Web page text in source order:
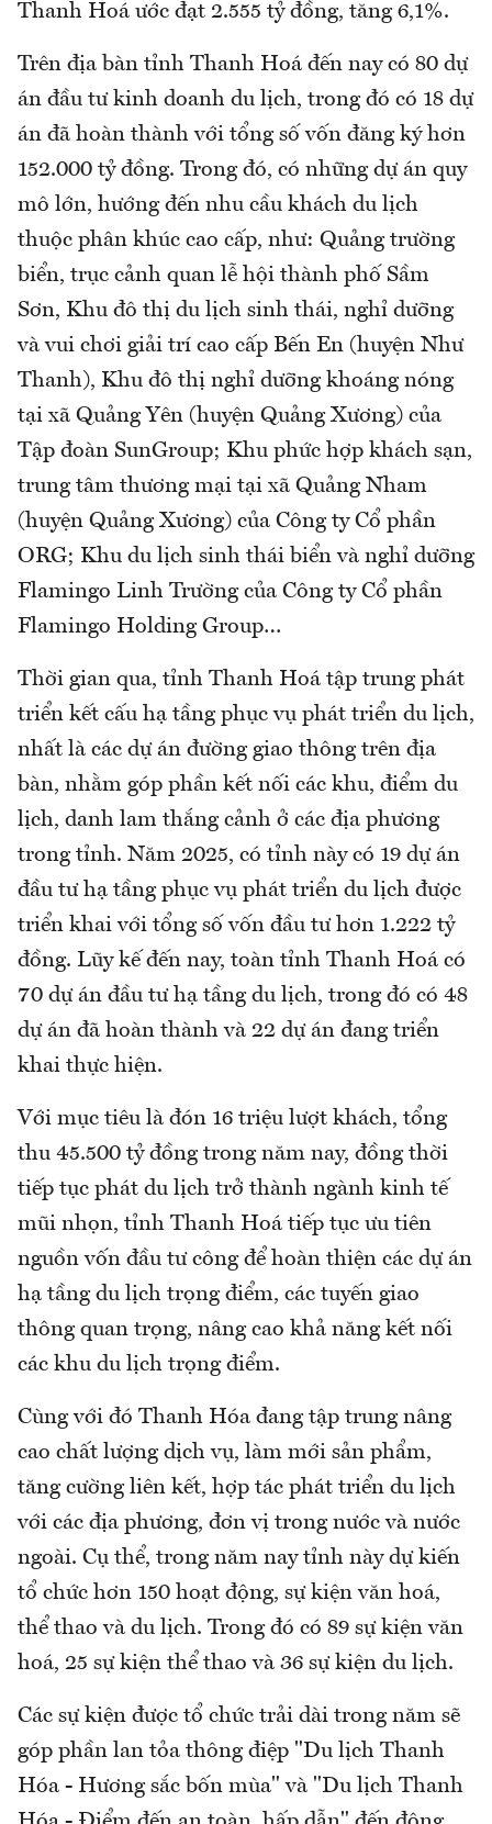
Thanh Hoá ước đạt 2.555 tỷ đồng, tăng 6,1%.
Trên địa bàn tỉnh Thanh Hoá đến nay có 80 dự
án đầu tư kinh doanh du lịch, trong đó có 18 dự
án đã hoàn thành với tổng số vốn đăng ký hơn
152.000 tỷ đồng. Trong đó, có những dự án quy
mô lớn, hướng đến nhu cầu khách du lịch
thuộc phân khúc cao cấp, như: Quảng trường
biển, trục cảnh quan lễ hội thành phố Sầm
Sơn, Khu đô thị du lịch sinh thái, nghỉ dưỡng
và vui chơi giải trí cao cấp Bến En (huyện Như
Thanh), Khu đô thị nghỉ dưỡng khoáng nóng
tại xã Quảng Yên (huyện Quảng Xương) của
Tập đoàn SunGroup; Khu phức hợp khách sạn,
trung tâm thương mại tại xã Quảng Nham
(huyện Quảng Xương) của Công ty Cổ phần
ORG; Khu du lịch sinh thái biển và nghỉ dưỡng
Flamingo Linh Trường của Công ty Cổ phần
Flamingo Holding Group…
Thời gian qua, tỉnh Thanh Hoá tập trung phát
triển kết cấu hạ tầng phục vụ phát triển du lịch,
nhất là các dự án đường giao thông trên địa
bàn, nhằm góp phần kết nối các khu, điểm du
lịch, danh lam thắng cảnh ở các địa phương
trong tỉnh. Năm 2025, có tỉnh này có 19 dự án
đầu tư hạ tầng phục vụ phát triển du lịch được
triển khai với tổng số vốn đầu tư hơn 1.222 tỷ
đồng. Lũy kế đến nay, toàn tỉnh Thanh Hoá có
70 dự án đầu tư hạ tầng du lịch, trong đó có 48
dự án đã hoàn thành và 22 dự án đang triển
khai thực hiện.
Với mục tiêu là đón 16 triệu lượt khách, tổng
thu 45.500 tỷ đồng trong năm nay, đồng thời
tiếp tục phát du lịch trở thành ngành kinh tế
mũi nhọn, tỉnh Thanh Hoá tiếp tục ưu tiên
nguồn vốn đầu tư công để hoàn thiện các dự án
hạ tầng du lịch trọng điểm, các tuyến giao
thông quan trọng, nâng cao khả năng kết nối
các khu du lịch trọng điểm.
Cùng với đó Thanh Hóa đang tập trung nâng
cao chất lượng dịch vụ, làm mới sản phẩm,
tăng cường liên kết, hợp tác phát triển du lịch
với các địa phương, đơn vị trong nước và nước
ngoài. Cụ thể, trong năm nay tỉnh này dự kiến
tổ chức hơn 150 hoạt động, sự kiện văn hoá,
thể thao và du lịch. Trong đó có 89 sự kiện văn
hoá, 25 sự kiện thể thao và 36 sự kiện du lịch.
Các sự kiện được tổ chức trải dài trong năm sẽ
góp phần lan tỏa thông điệp "Du lịch Thanh
Hóa - Hương sắc bốn mùa" và "Du lịch Thanh